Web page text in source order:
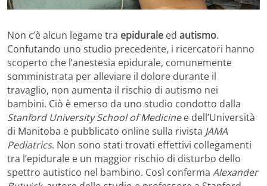
Non c’è alcun legame tra epidurale ed autismo.
Confutando uno studio precedente, i ricercatori hanno
scoperto che l’anestesia epidurale, comunemente
somministrata per alleviare il dolore durante il
travaglio, non aumenta il rischio di autismo nei
bambini. Ciò è emerso da uno studio condotto dalla
Stanford University School of Medicinee dell’Università
di Manitoba e pubblicato online sulla rivista JAMA
Pediatrics. Non sono stati trovati effettivi collegamenti
tra l’epidurale e un maggior rischio di disturbo dello
spettro autistico nel bambino. Così conferma Alexander